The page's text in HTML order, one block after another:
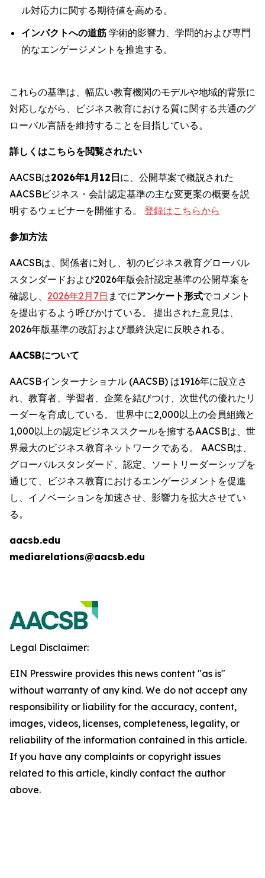
ル対応力に関する期待値を高める。
インパクトへの道筋 学術的影響力、学問的および専門
的なエンゲージメントを推進する。
これらの基準は、幅広い教育機関のモデルや地域的背景に
対応しながら、ビジネス教育における質に関する共通のグ
ローバル言語を維持することを目指している。
詳しくはこちらを閲覧されたい
AACSBは2026年1月12日に、公開草案で概説された
AACSBビジネス・会計認定基準の主な変更案の概要を説
明するウェビナーを開催する。 登録はこちらから
参加方法
AACSBは、関係者に対し、初のビジネス教育グローバル
スタンダードおよび2026年版会計認定基準の公開草案を
確認し、 2026年2月7日 までにアンケート形式でコメント
を提出するよう呼びかけている。 提出された意見は、
2026年版基準の改訂および最終決定に反映される。
AACSBについて
AACSBインターナショナル (AACSB) は1916年に設立さ
れ、教育者、学習者、企業を結びつけ、次世代の優れたリ
ーダーを育成している。 世界中に2,000以上の会員組織と
1,000以上の認定ビジネススクールを擁するAACSBは、世
界最大のビジネス教育ネットワークである。 AACSBは、
グローバルスタンダード、認定、ソートリーダーシップを
通じて、ビジネス教育におけるエンゲージメントを促進
し、イノベーションを加速させ、影響力を拡大させてい
る。
aacsb.edu
mediarelations@aacsb.edu
Legal Disclaimer:
EIN Presswire provides this news content "as is"
without warranty of any kind. We do not accept any
responsibility or liability for the accuracy, content,
images, videos, licenses, completeness, legality, or
reliability of the information contained in this article.
If you have any complaints or copyright issues
related to this article, kindly contact the author
above.